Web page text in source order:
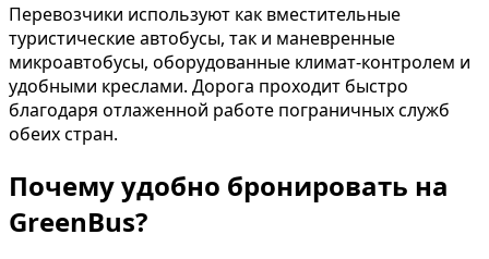
Перевозчики используют как вместительные
туристические автобусы, так и маневренные
микроавтобусы, оборудованные климат-контролем и
удобными креслами. Дорога проходит быстро
благодаря отлаженной работе пограничных служб
обеих стран.
Почему удобно бронировать на
GreenBus?